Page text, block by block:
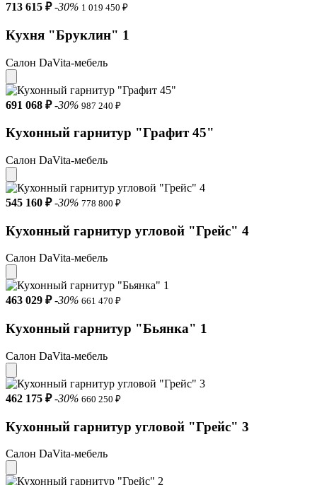
713 615 ₽ -30% 1 019 450 ₽
Кухня "Бруклин" 1
Салон DaVita-мебель
691 068 ₽ -30% 987 240 ₽
Кухонный гарнитур "Графит 45"
Салон DaVita-мебель
545 160 ₽ -30% 778 800 ₽
Кухонный гарнитур угловой "Грейс" 4
Салон DaVita-мебель
463 029 ₽ -30% 661 470 ₽
Кухонный гарнитур "Бьянка" 1
Салон DaVita-мебель
462 175 ₽ -30% 660 250 ₽
Кухонный гарнитур угловой "Грейс" 3
Салон DaVita-мебель